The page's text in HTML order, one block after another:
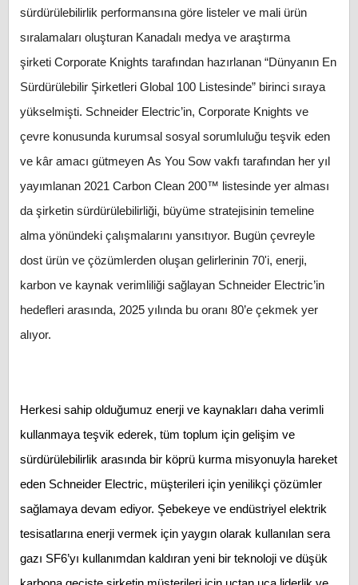
sürdürülebilirlik performansına göre listeler ve mali ürün
sıralamaları oluşturan Kanadalı medya ve araştırma
şirketi Corporate Knights tarafından hazırlanan “Dünyanın En
Sürdürülebilir Şirketleri Global 100 Listesinde” birinci sıraya
yükselmişti. Schneider Electric’in, Corporate Knights ve
çevre konusunda kurumsal sosyal sorumluluğu teşvik eden
ve kâr amacı gütmeyen As You Sow vakfı tarafından her yıl
yayımlanan 2021 Carbon Clean 200™ listesinde yer alması
da şirketin sürdürülebilirliği, büyüme stratejisinin temeline
alma yönündeki çalışmalarını yansıtıyor. Bugün çevreyle
dost ürün ve çözümlerden oluşan gelirlerinin 70'i, enerji,
karbon ve kaynak verimliliği sağlayan Schneider Electric’in
hedefleri arasında, 2025 yılında bu oranı 80’e çekmek yer
alıyor.
Herkesi sahip olduğumuz enerji ve kaynakları daha verimli
kullanmaya teşvik ederek, tüm toplum için gelişim ve
sürdürülebilirlik arasında bir köprü kurma misyonuyla hareket
eden Schneider Electric, müşterileri için yenilikçi çözümler
sağlamaya devam ediyor. Şebekeye ve endüstriyel elektrik
tesisatlarına enerji vermek için yaygın olarak kullanılan sera
gazı SF6’yı kullanımdan kaldıran yeni bir teknoloji ve düşük